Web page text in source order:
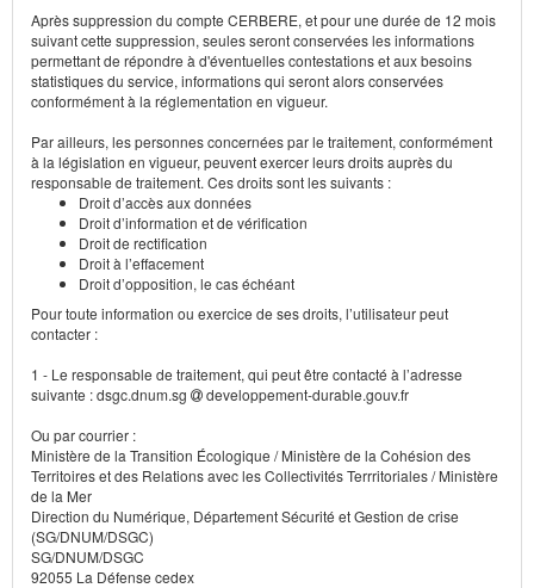
Après suppression du compte CERBERE, et pour une durée de 12 mois
suivant cette suppression, seules seront conservées les informations
permettant de répondre à d'éventuelles contestations et aux besoins
statistiques du service, informations qui seront alors conservées
conformément à la réglementation en vigueur.
Par ailleurs, les personnes concernées par le traitement, conformément
à la législation en vigueur, peuvent exercer leurs droits auprès du
responsable de traitement. Ces droits sont les suivants :
Droit d’accès aux données
Droit d’information et de vérification
Droit de rectification
Droit à l’effacement
Droit d’opposition, le cas échéant
Pour toute information ou exercice de ses droits, l’utilisateur peut
contacter :
1 - Le responsable de traitement, qui peut être contacté à l’adresse
suivante : dsgc.dnum.sg
developpement-durable.gouv.fr
Ou par courrier :
Ministère de la Transition Écologique / Ministère de la Cohésion des
Territoires et des Relations avec les Collectivités Terrritoriales / Ministère
de la Mer
Direction du Numérique, Département Sécurité et Gestion de crise
(SG/DNUM/DSGC)
SG/DNUM/DSGC
92055 La Défense cedex